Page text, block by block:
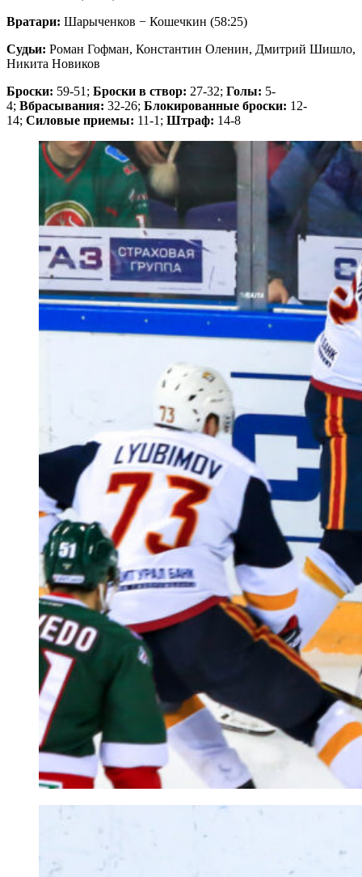
Вратари: Шарыченков − Кошечкин (58:25)
Судьи: Роман Гофман, Константин Оленин, Дмитрий Шишло,
Никита Новиков
Броски: 59-51; Броски в створ: 27-32; Голы: 5-
4; Вбрасывания: 32-26; Блокированные броски: 12-
14; Силовые приемы: 11-1; Штраф: 14-8